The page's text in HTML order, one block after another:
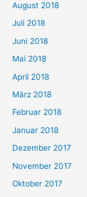
August 2018
Juli 2018
Juni 2018
Mai 2018
April 2018
März 2018
Februar 2018
Januar 2018
Dezember 2017
November 2017
Oktober 2017